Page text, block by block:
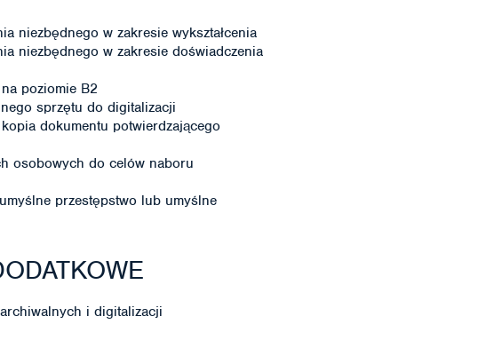
niezbędnego w zakresie wykształcenia
niezbędnego w zakresie doświadczenia
poziomie B2
sprzętu do digitalizacji
dokumentu potwierdzającego
osobowych do celów naboru
przestępstwo lub umyślne
i digitalizacji